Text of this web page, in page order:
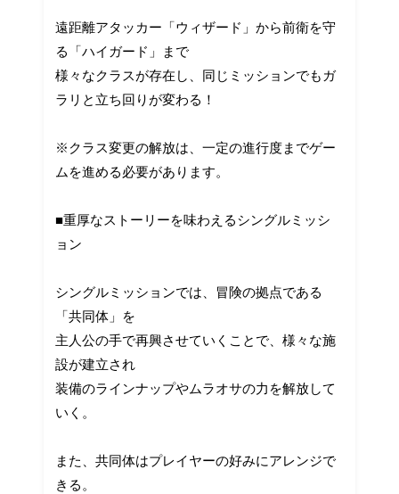
遠距離アタッカー「ウィザード」から前衛を守
る「ハイガード」まで
様々なクラスが存在し、同じミッションでもガ
ラリと立ち回りが変わる！
※クラス変更の解放は、一定の進行度までゲー
ムを進める必要があります。
■重厚なストーリーを味わえるシングルミッシ
ョン
シングルミッションでは、冒険の拠点である
「共同体」を
主人公の手で再興させていくことで、様々な施
設が建立され
装備のラインナップやムラオサの力を解放して
いく。
また、共同体はプレイヤーの好みにアレンジで
きる。